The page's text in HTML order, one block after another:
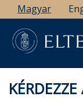
Ugrás
a
tartalomra
Magyar